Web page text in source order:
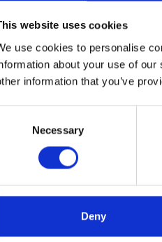
website uses cookies
use cookies to personalise
about your use of
information that you’ve
Necessary
Deny